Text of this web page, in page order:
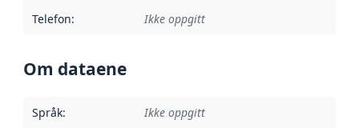
Telefon: Ikke oppgitt
Om dataene
Språk: Ikke oppgitt